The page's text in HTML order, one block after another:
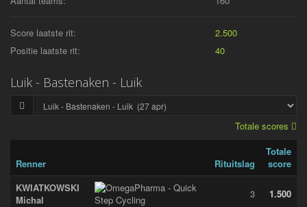
Score laatste rit:
2.500
Positie laatste rit:
40
Luik - Bastenaken - Luik
Totale scores
Renner Rituitslag
Totale
score
KWIATKOWSKI
Michal
3 1.500